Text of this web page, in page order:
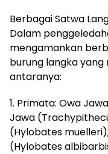
Berbagai Satwa
Dalam
mengamankan
burung langka yang
antaranya:
1. Primata: Owa
Jawa
(Hylobates
(Hylobates